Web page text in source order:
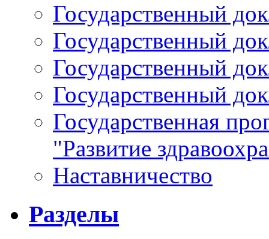
Государственный
Государственный
Государственный
Государственный
Государственная
"Развитие
Наставничество
Разделы